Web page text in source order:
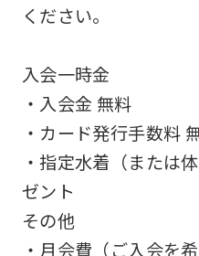
ください。
入会一時金
・入会金 無料
・カード発行手数料
・指定水着（または
ゼント
その他
・月会費（ご入会を